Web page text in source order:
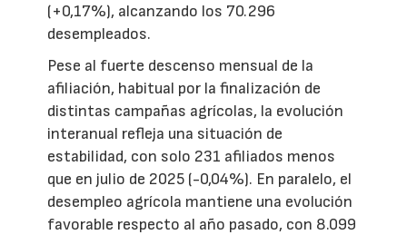
(+0,17%), alcanzando los 70.296
desempleados.
Pese al fuerte descenso mensual de la
afiliación, habitual por la finalización de
distintas campañas agrícolas, la evolución
interanual refleja una situación de
estabilidad, con solo 231 afiliados menos
que en julio de 2025 (-0,04%). En paralelo, el
desempleo agrícola mantiene una evolución
favorable respecto al año pasado, con 8.099